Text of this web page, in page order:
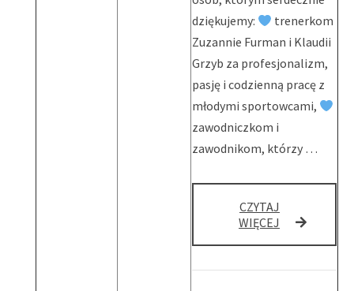
dziękujemy:
trenerkom
Zuzannie Furman i Klaudii
Grzyb za profesjonalizm,
pasję i codzienną pracę z
młodymi sportowcami,
zawodniczkom i
zawodnikom, którzy …
CZYTAJ
WIĘCEJ AKTYWNA
PROGRAMIE